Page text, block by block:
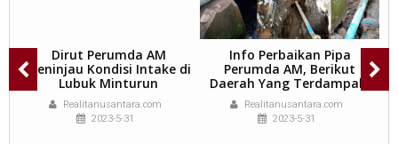
Dirut Perumda AM
Meninjau Kondisi Intake di
Lubuk Minturun
Realitanusantara.com
2023-5-31
Info Perbaikan Pipa
Perumda AM, Berikut
Daerah Yang Terdampak.
Realitanusantara.com
2023-5-31